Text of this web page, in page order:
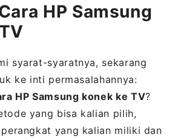
HP Samsung
syarat-syaratnya, sekarang
ke inti permasalahannya:
HP Samsung konek ke TV?
yang bisa kalian pilih,
yang kalian miliki dan